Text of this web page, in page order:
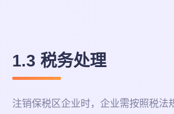
1.3 税务处理
注销保税区企业时，企业需按照税法